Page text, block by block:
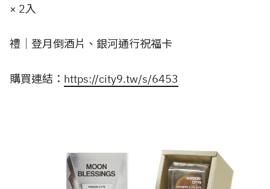
× 2入
禮｜登月倒酒片、銀河通行祝福卡
購買連結： https://city9.tw/s/6453